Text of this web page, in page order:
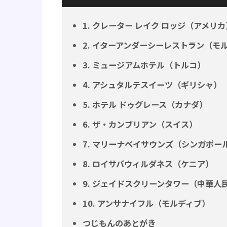
1. クレーター レイク ロッジ（アメリカ
2. イターアンダーシーレストラン（モル
3. ミュージアムホテル（トルコ）
4. アシュタルテスイーツ（ギリシャ）
5. ホテル ドゥグレース（カナダ）
6. ザ・カンブリアン（スイス）
7. マリーナベイサウンズ（シンガポー
8. ロイサバウィルダネス（ケニア）
9. ジェイドスクリーンタワー（中華人
10. アンサナイフル（モルディブ）
つじもんのあとがき